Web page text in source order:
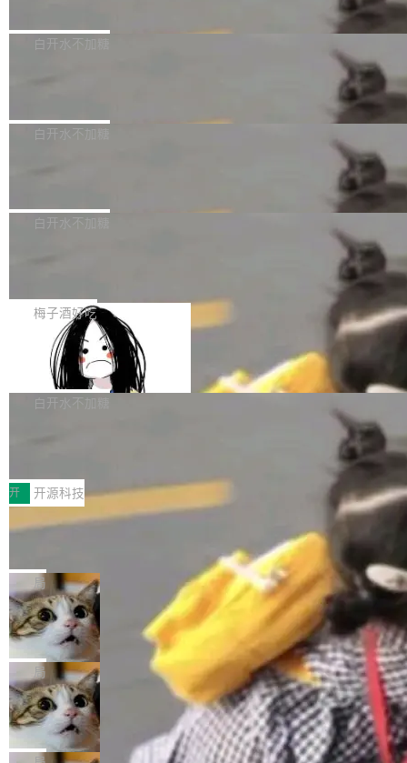
不得生成涉及安全性的关键变更，除非作者本身
36个月。 公告显示，本次宇树科技战略配售对
员工参与设立的专项资产管理计划。其中，Dee
获配9...
Bug fixes and enhancements 修复多次传递同
一个回归问题，该问题导致拉取镜像时会拒绝包
题，该问题可能导致在旧版 Linux 内核...
白开水不加糖
e 孵化器项目管理委员会（IPMC）投票中获得
P）！这一里程碑不仅标志着 Fluss 迈入新的发
白开水不加糖
长期停止内容更新，未能实现其作为“AI版维基百
提交的编辑请求也长期处于待处理状态。 Groki
pedia 于去年底上线，定位为由人工智能生成内
容的百科平台，被马斯克视为传统众包百科网站
维基百科的替代方案。Lawfare 调查发现，无论
热门页面还是低关注度页面，均未出现近期更
白开水不加糖
是这样的：配 MessageSource 的 Bean、写 R
eloadableResourceBundleMessageSource、
声明 LocaleResolver、注册 LocaleChangeInt
erceptor…五六步之后才能看到第一行翻译文
本。 Solon 换了个方式。整个 i18n 模块围绕三
梅子酒好吃
Apache Doris 4.1 全面增强 Iceberg：
支持 UPDATE、MERGE INTO 与 Iceb
erg V3
Apache Doris 4.1 要补齐的，正是缺失的那一
半。在已有查询能力的基础上，Doris 进一步支
常维护操作，并完整支持 Iceberg V3 格式。
白开水不加糖
村国家自主创新示范区会议中心开幕。本届大会
由中关村智联软件服务业质量创新联盟主办，以
“智构可信·质创未来——AI原生时代的质量新范
式”为主题，直面AI从实验室走向规模化产业落地
的核心质量命题。会上，《2026智能研发生产力
工具选型手册》发布，Testin云测的Testin XAge
nt智能测试系统入选AI测试领域代表产品。对CI
O而言，这提示了一个转变：AI测试正在从效率
工具升级为企业的质量基础设施。 CIO面对的新
现实 过去两年，CIO们的焦虑清单上多了两项：
一是如何让大模型和智能体应用安全地从PoC走
向生产，二是如何让测试团队跟得上AI应用...
开 开源科技
让非法状态不可表示：一篇关于 ADT
有一种东西，一旦用过就回不去了。Alex Fedos
eev 管它叫"软件设计的基石"。 他说的东西不新
鲜——代数数据类型（ADT），尤其是和类型
（sum type）。但他说清楚了一件事：这不是类
型系统的学术体操，是日常编码的思维方式。 文
章从一个简单的例子切入。一个网站的深色主题
设置，如果用布尔值 + 可空字段来表示——bool
ean 表示是否可切换，nullable 的默认模式、浅
色方案、深色方案——会产生大量无意义的组
合。方案缺了、配置冲突了、全 null 了。要知道
局
Cloudflare 开源内部企业 AI 平台 Clou
dflare OS
Cloudflare 发布了一个开源项目 Cloudflare O
S。如果你只看官方博客，你会觉得这是又一
个"AI 知识库 + 聊天机器人"——每个大厂都在
做，没什么新鲜的。 但 Kenton Varda 在 Twitte
r 上把事情说清楚了： 今天我们发布了 Cloudfla
re OS，一个带连接器的聊天机器人，跟其他所
局
Deno 团队开源 Celld，可自托管的分
布式 Durable Objects
Ryan Dahl 领导的 Deno 团队推出了最新开源项
目 Celld，一个能在自己机器上运行 Cloudflare